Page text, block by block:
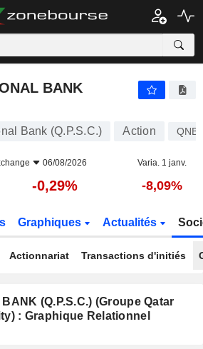
BANK
Bank (Q.P.S.C.) Action
06/08/2026 Varia. 1 janv.
-0,29% -8,09%
Graphiques Actualités
Actionnariat Transactions d'initiés
(Q.P.S.C.) (Groupe Qatar
: Graphique Relationnel